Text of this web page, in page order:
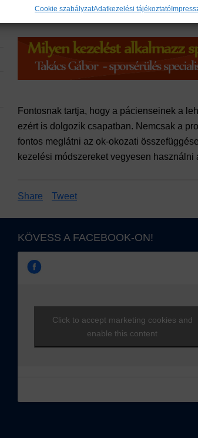
Cookie szabályzatAdatkezelési tájékoztató
Fontosnak tartja, hogy a pácienseinek a
ezért is dolgozik csapatban. Nemcsak a
fontos meglátni az ok-okozati
kezelési módszereket vegyesen
Share Tweet
KÖVESS A FACEBOOK-ON!
Click to accept marketing cookies and
enable this content